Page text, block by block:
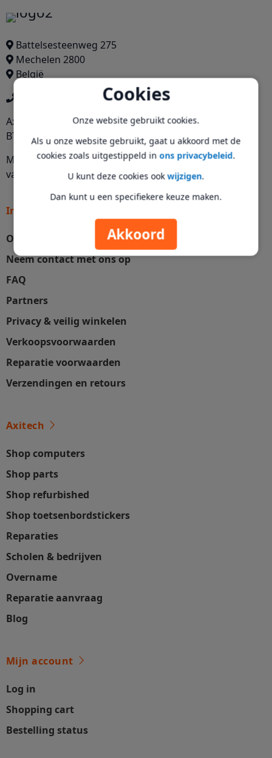
Cookies
Onze website gebruikt cookies.
Als u onze website gebruikt, gaat u akkoord met de
cookies zoals uitgestippeld inons privacybeleid.
U kunt deze cookies ookwijzigen.
Dan kunt u een specifiekere keuze maken.
Akkoord
Battelsesteenweg 275
Mechelen 2800
België
Axitech BV
BTW: 1017503472
Maandag tot zaterdag
van 10:00 tot 18:00
Informatie
Over ons
Neem contact met ons op
FAQ
Partners
Privacy & veilig winkelen
Verkoopsvoorwaarden
Reparatie voorwaarden
Verzendingen en retours
Axitech
Shop computers
Shop parts
Shop refurbished
Shop toetsenbordstickers
Reparaties
Scholen & bedrijven
Overname
Reparatie aanvraag
Blog
Mijn account
Log in
Shopping cart
Bestelling status